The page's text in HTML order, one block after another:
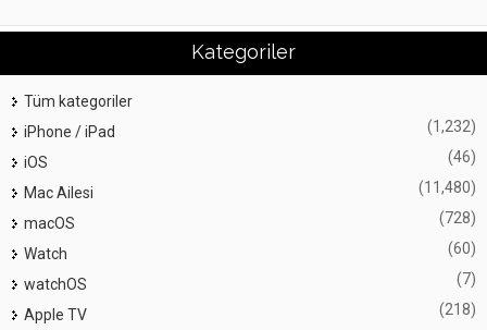
Kategoriler
Tüm kategoriler
iPhone / iPad
(1,232)
iOS (46)
Mac Ailesi (11,480)
macOS (728)
Watch (60)
watchOS (7)
Apple TV (218)